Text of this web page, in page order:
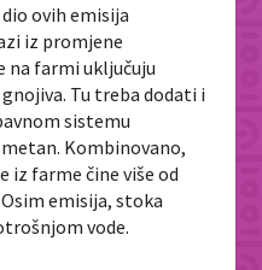
ovih emisija
iz promjene
na farmi uključuju
Tu treba dodati i
sistemu
Kombinovano,
farme čine više od
emisija, stoka
vode.